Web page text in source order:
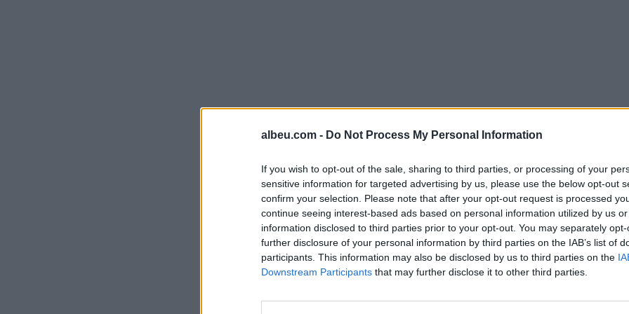
albeu.com - Do Not Process My Personal Information
If you wish to opt-out of the sale, sharing to third parties, or processing of your
sensitive information for targeted advertising by us, please use the below opt-out
confirm your selection. Please note that after your opt-out request is processed
continue seeing interest-based ads based on personal information utilized by us
information disclosed to third parties prior to your opt-out. You may separately
further disclosure of your personal information by third parties on the IAB’s list of
participants. This information may also be disclosed by us to third parties on the
Downstream Participants that may further disclose it to other third parties.